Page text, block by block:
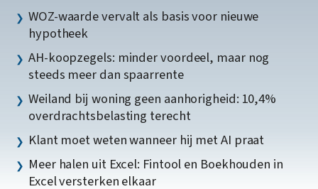
WOZ-waarde vervalt als basis voor nieuwe
hypotheek
AH-koopzegels: minder voordeel, maar nog
steeds meer dan spaarrente
Weiland bij woning geen aanhorigheid: 10,4%
overdrachtsbelasting terecht
Klant moet weten wanneer hij met AI praat
Meer halen uit Excel: Fintool en Boekhouden in
Excel versterken elkaar